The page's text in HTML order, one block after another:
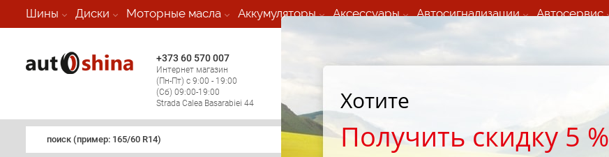
Шины Диски Моторные масла Аккумуляторы Аксессуары Автосигнализации Автосервис
+373 60 570 007
Интернет магазин
(Пн-Пт) с 9:00 - 19:00
(Сб) 09:00-19:00
Strada Calea Basarabiei 44
Мобильный шиномонтаж 24/7
поиск (примеp: 165/60 R14)
Хотите
Получить скидку 5 %